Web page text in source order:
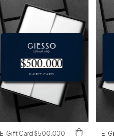
E-Gift Card $500.000 E-